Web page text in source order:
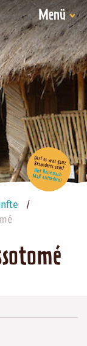
Menü
Darf es was ganz Besonderes sein?
Hier Reise nach Maß anfordern!